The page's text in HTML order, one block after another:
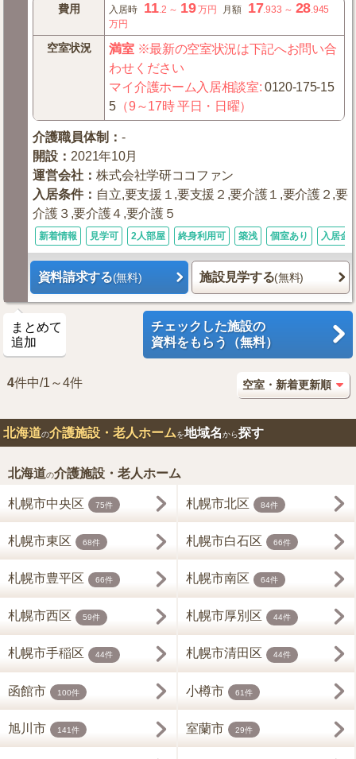
費用 入居時 11.2 ～ 19万円 月額 17.933 ～ 28.945
万円
空室状況 満室※最新の空室状況は下記へお問い合
わせください
マイ介護ホーム入居相談室:0120-175-15
5 （9～17時 平日・日曜）
介護職員体制 ：-
開設 ： 2021年10月
運営会社 ：株式会社学研ココファン
入居条件： 自立,要支援１,要支援２,要介護１,要介護２,要
介護３,要介護４,要介護５
新着情報 見学可 2人部屋 終身利用可 築浅 個室あり 入居金
資料請求する(無料) 施設見学する(無料)
まとめて
追加
チェックした施設の
資料をもらう（無料）
4件中/1～4件
北海道の介護施設・老人ホームを地域名から探す
北海道の介護施設・老人ホーム
札幌市中央区 75件 札幌市北区 84件
札幌市東区 68件 札幌市白石区 66件
札幌市豊平区 66件 札幌市南区 64件
札幌市西区 59件 札幌市厚別区 44件
札幌市手稲区 44件 札幌市清田区 44件
函館市 100件 小樽市 61件
旭川市 141件 室蘭市 29件